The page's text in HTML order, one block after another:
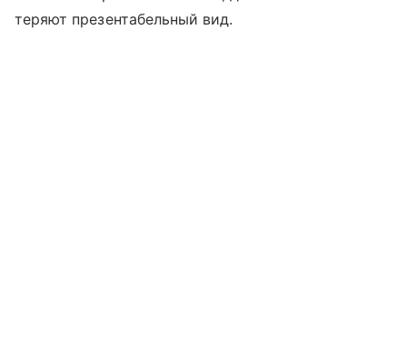
теряют презентабельный вид.